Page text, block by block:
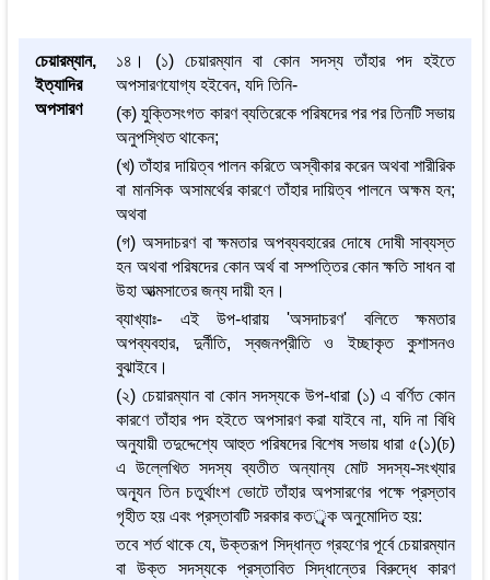
চেয়ারম্যান,
ইত্যাদির
অপসারণ
১৪। (১) চেয়ারম্যান বা কোন সদস্য তাঁহার পদ হইতে
অপসারণযোগ্য হইবেন, যদি তিনি-
(ক) যুক্তিসংগত কারণ ব্যতিরেকে পরিষদের পর পর তিনটি সভায়
অনুপস্থিত থাকেন;
(খ) তাঁহার দায়িত্ব পালন করিতে অস্বীকার করেন অথবা শারীরিক
বা মানসিক অসামর্থের কারণে তাঁহার দায়িত্ব পালনে অক্ষম হন;
অথবা
(গ) অসদাচরণ বা ক্ষমতার অপব্যবহারের দোষে দোষী সাব্যস্ত
হন অথবা পরিষদের কোন অর্থ বা সম্পত্তির কোন ক্ষতি সাধন বা
উহা আত্মসাতের জন্য দায়ী হন।
ব্যাখ্যাঃ- এই উপ-ধারায় 'অসদাচরণ' বলিতে ক্ষমতার
অপব্যবহার, দুর্নীতি, স্বজনপ্রীতি ও ইচ্ছাকৃত কুশাসনও
বুঝাইবে।
(২) চেয়ারম্যান বা কোন সদস্যকে উপ-ধারা (১) এ বর্ণিত কোন
কারণে তাঁহার পদ হইতে অপসারণ করা যাইবে না, যদি না বিধি
অনুযায়ী তদুদ্দেশ্যে আহুত পরিষদের বিশেষ সভায় ধারা ৫(১)(চ)
এ উল্লেখিত সদস্য ব্যতীত অন্যান্য মোট সদস্য-সংখ্যার
অনূ্যন তিন চতুর্থাংশ ভোটে তাঁহার অপসারণের পক্ষে প্রস্তাব
গৃহীত হয় এবং প্রস্তাবটি সরকার কতর্ৃক অনুমোদিত হয়:
তবে শর্ত থাকে যে, উক্তরূপ সিদ্ধান্ত গ্রহণের পূর্বে চেয়ারম্যান
বা উক্ত সদস্যকে প্রস্তাবিত সিদ্ধান্তের বিরুদ্ধে কারণ